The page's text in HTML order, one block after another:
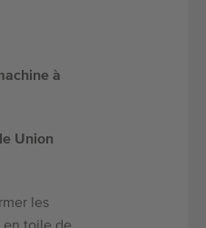
à
Union
les